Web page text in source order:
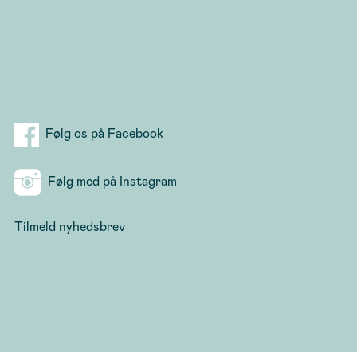
Følg os på Facebook
Følg med på Instagram
Tilmeld nyhedsbrev